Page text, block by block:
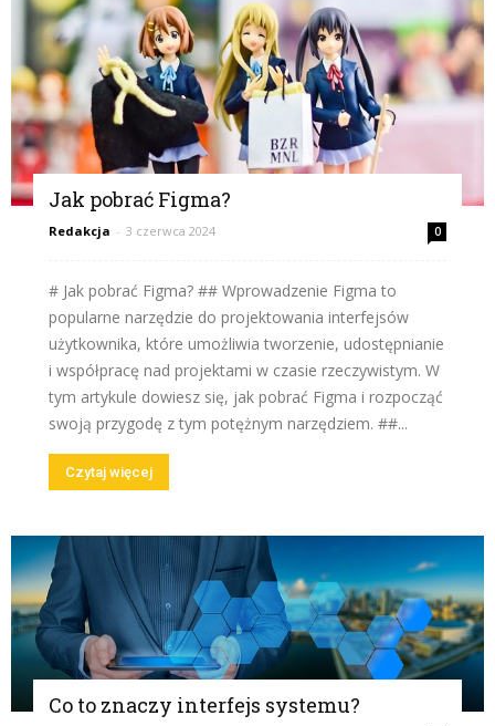
Jak pobrać Figma?
Redakcja - 3 czerwca 2024 0
# Jak pobrać Figma? ## Wprowadzenie Figma to
popularne narzędzie do projektowania interfejsów
użytkownika, które umożliwia tworzenie, udostępnianie
i współpracę nad projektami w czasie rzeczywistym. W
tym artykule dowiesz się, jak pobrać Figma i rozpocząć
swoją przygodę z tym potężnym narzędziem. ##...
Czytaj więcej
Co to znaczy interfejs systemu?